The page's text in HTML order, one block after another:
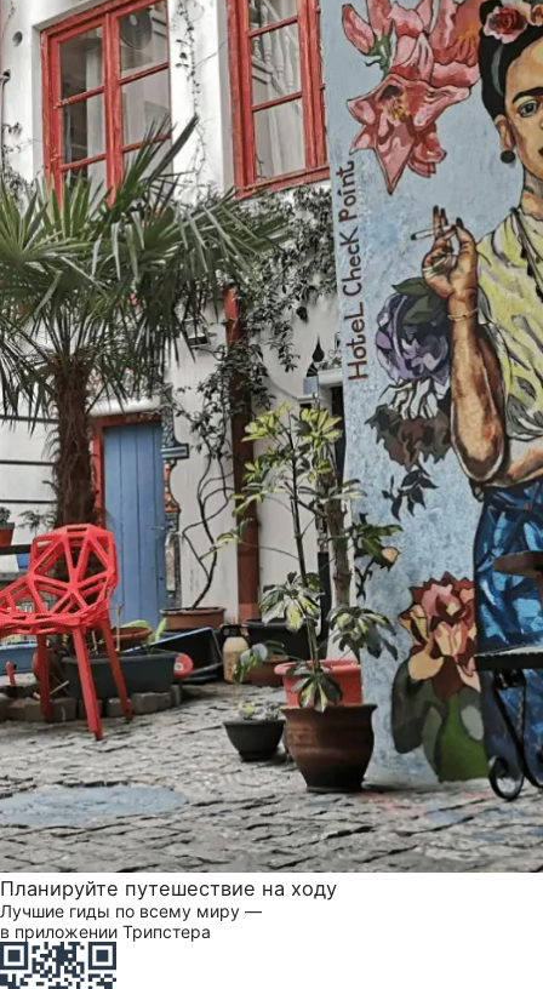
Планируйте путешествие на ходу
Лучшие гиды по всему миру —
в приложении Трипстера